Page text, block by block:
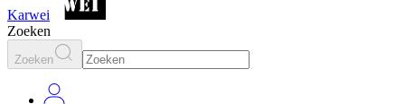
Karwei
Zoeken
Zoeken